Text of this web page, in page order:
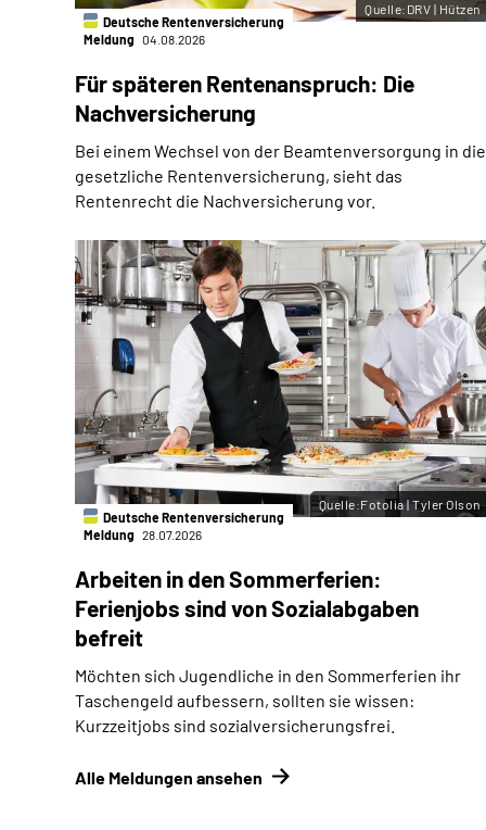
Deutsche Rentenversicherung
Meldung 04.08.2026
Für späteren Rentenanspruch: Die
Nachversicherung
Bei einem Wechsel von der Beamtenversorgung in die
gesetzliche Rentenversicherung, sieht das
Rentenrecht die Nachversicherung vor.
Quelle:DRV | Hützen
Deutsche Rentenversicherung
Meldung 28.07.2026
Arbeiten in den Sommerferien:
Ferienjobs sind von Sozialabgaben
befreit
Möchten sich Jugendliche in den Sommerferien ihr
Taschengeld aufbessern, sollten sie wissen:
Kurzzeitjobs sind sozialversicherungsfrei.
Quelle:Fotolia | Tyler Olson
Alle Meldungen ansehen